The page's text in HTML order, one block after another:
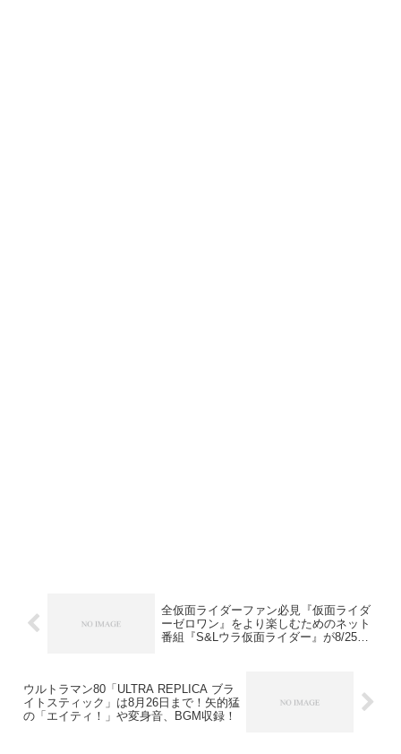
全仮⾯ライダーファン必⾒『仮面ライダ
ーゼロワン』をより楽しむためのネット
番組『S&Lウラ仮⾯ライダー』が8/25よ
ウルトラマン80「ULTRA REPLICA ブラ
イトスティック」は8月26日まで！矢的猛
の「エイティ！」や変身音、BGM収録！